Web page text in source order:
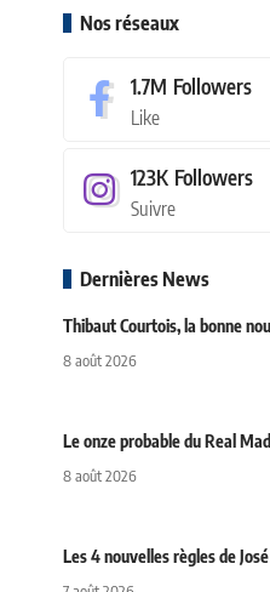
Nos réseaux
1.7M Followers
Like
123K Followers
Suivre
Dernières News
Thibaut Courtois, la bonne
8 août 2026
Le onze probable du Real
8 août 2026
Les 4 nouvelles règles de